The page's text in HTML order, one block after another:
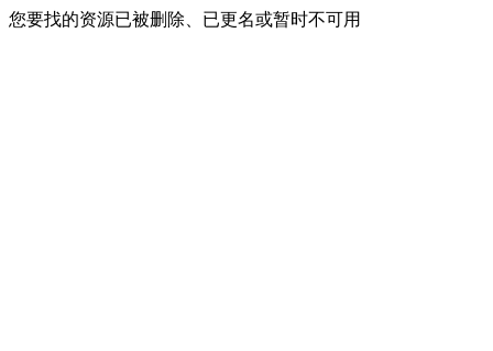
您要找的资源已被删除、已更名或暂时不可用